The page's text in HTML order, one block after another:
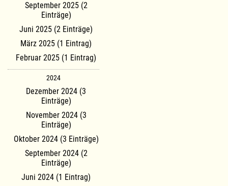
September 2025 (2
Einträge)
Juni 2025 (2 Einträge)
März 2025 (1 Eintrag)
Februar 2025 (1 Eintrag)
2024
Dezember 2024 (3
Einträge)
November 2024 (3
Einträge)
Oktober 2024 (3 Einträge)
September 2024 (2
Einträge)
Juni 2024 (1 Eintrag)